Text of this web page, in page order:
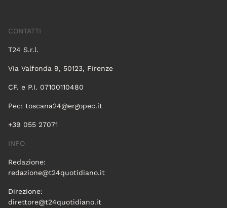
CONTATTI
T24 S.r.l.
Via Valfonda 9, 50123, Firenze
CF. e P.I. 07100110480
Pec: toscana24@ergopec.it
+39 055 27071
INFO
Redazione:
redazione@t24quotidiano.it
Direzione:
direttore@t24quotidiano.it